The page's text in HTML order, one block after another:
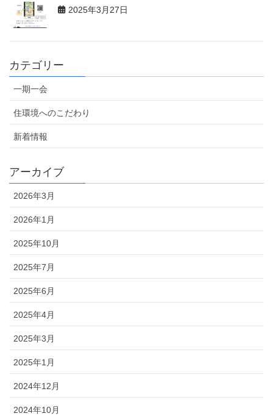
2025年3月27日
カテゴリー
一期一会
住環境へのこだわり
新着情報
アーカイブ
2026年3月
2026年1月
2025年10月
2025年7月
2025年6月
2025年4月
2025年3月
2025年1月
2024年12月
2024年10月